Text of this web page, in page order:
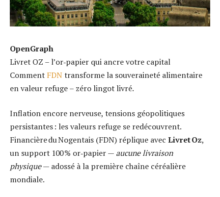
OpenGraph
Livret OZ – l’or‑papier qui ancre votre capital
Comment FDNtransforme la souveraineté alimentaire
en valeur refuge – zéro lingot livré.
Inflation encore nerveuse, tensions géopolitiques
persistantes : les valeurs refuge se redécouvrent.
Financière du Nogentais (FDN) réplique avec Livret Oz,
un support 100 % or‑papier — aucune livraison
physique— adossé à la première chaîne céréalière
mondiale.